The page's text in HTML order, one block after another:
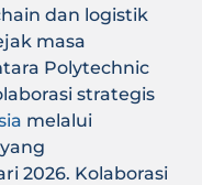
dan logistik
masa
Polytechnic
strategis
melalui
2026. Kolaborasi